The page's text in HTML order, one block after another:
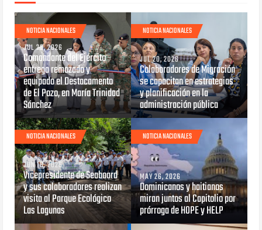
NOTICIA NACIONALES
JUL 20, 2026
Comandante del Ejército
entrega remozado y
equipado el Destacamento
de El Pozo, en María Trinidad
Sánchez
NOTICIA NACIONALES
JUL 20, 2026
Colaboradores de Migración
se capacitan en estrategias
y planificación en la
administración pública
NOTICIA NACIONALES
JUN 16, 2026
Vicepresidente de Seaboard
y sus colaboradores realizan
visita al Parque Ecológico
Las Lagunas
NOTICIA NACIONALES
MAY 26, 2026
Dominicanos y haitianos
miran juntos al Capitolio por
prórroga de HOPE y HELP